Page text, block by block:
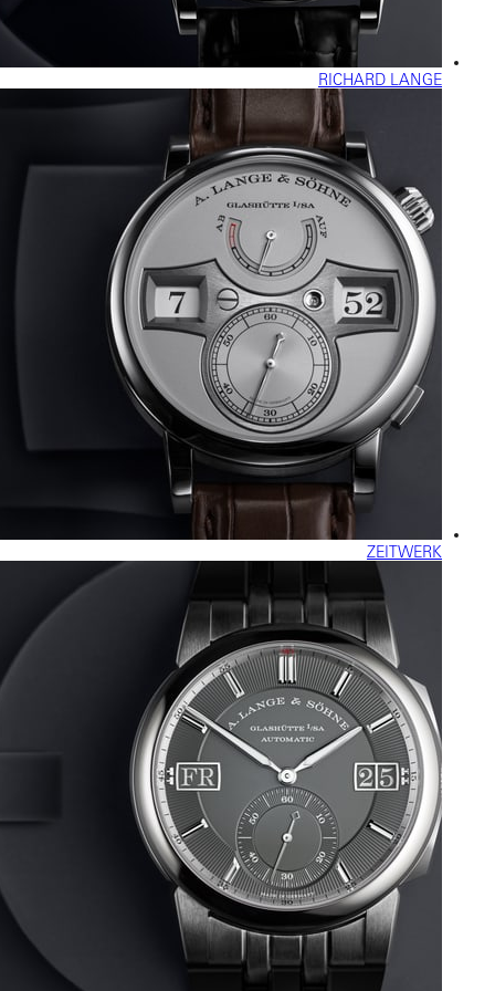
RICHARD LANGE
ZEITWERK